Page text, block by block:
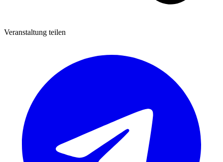
Veranstaltung teilen